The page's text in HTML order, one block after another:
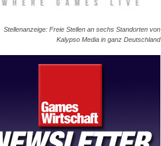
Stellenanzeige: Freie Stellen an sechs Standorten von
Kalypso Media in ganz Deutschland